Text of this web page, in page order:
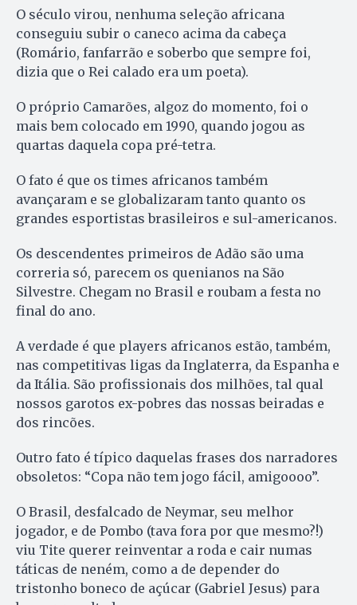
O século virou, nenhuma seleção africana
conseguiu subir o caneco acima da cabeça
(Romário, fanfarrão e soberbo que sempre foi,
dizia que o Rei calado era um poeta).
O próprio Camarões, algoz do momento, foi o
mais bem colocado em 1990, quando jogou as
quartas daquela copa pré-tetra.
O fato é que os times africanos também
avançaram e se globalizaram tanto quanto os
grandes esportistas brasileiros e sul-americanos.
Os descendentes primeiros de Adão são uma
correria só, parecem os quenianos na São
Silvestre. Chegam no Brasil e roubam a festa no
final do ano.
A verdade é que players africanos estão, também,
nas competitivas ligas da Inglaterra, da Espanha e
da Itália. São profissionais dos milhões, tal qual
nossos garotos ex-pobres das nossas beiradas e
dos rincões.
Outro fato é típico daquelas frases dos narradores
obsoletos: “Copa não tem jogo fácil, amigoooo”.
O Brasil, desfalcado de Neymar, seu melhor
jogador, e de Pombo (tava fora por que mesmo?!)
viu Tite querer reinventar a roda e cair numas
táticas de neném, como a de depender do
tristonho boneco de açúcar (Gabriel Jesus) para